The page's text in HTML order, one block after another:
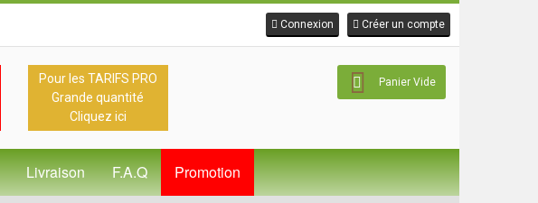
Connexion Créer un compte
Pour les TARIFS PRO
Grande quantité
Cliquez ici
Panier Vide
Livraison F.A.Q Promotion